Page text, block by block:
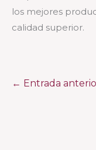
los mejores
calidad superior.
← Entrada